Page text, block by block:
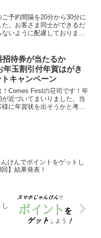
ご予約間隔を20分から30分に
た。お客さま同士ができるだ
ないように配慮しておりま
手を洗ってから行います。
、施術終了後ア...
招待券が当たるか
年玉割引付年賀はがき
キャンペーン
！Comes Firstの荘司です！年
近づいてまいりました。当
様に年賀状を出そうかと考え
けんでポイントをゲットし
】結果発表！